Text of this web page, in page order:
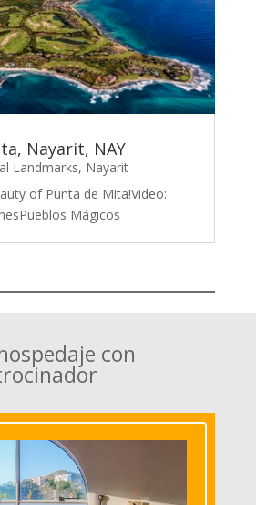
Nayarit, NAY
Landmarks, Nayarit
of Punta de Mita!Video:
Mágicos
con